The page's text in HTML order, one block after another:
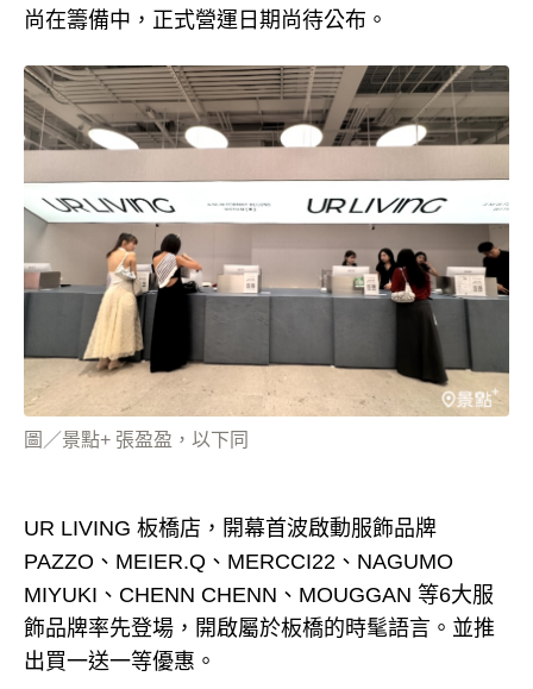
尚在籌備中，正式營運日期尚待公布。
圖／景點+ 張盈盈，以下同
UR LIVING 板橋店，開幕首波啟動服飾品牌
PAZZO、MEIER.Q、MERCCI22、NAGUMO
MIYUKI、CHENN CHENN、MOUGGAN 等6大服
飾品牌率先登場，開啟屬於板橋的時髦語言。並推
出買一送一等優惠。